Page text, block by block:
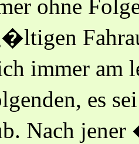
ohne
immer
es
Nach